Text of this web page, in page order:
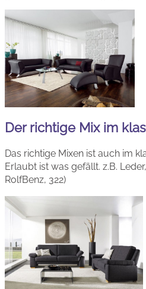
Der richtige Mix im
Das richtige Mixen ist auch im
Erlaubt ist was gefällt. z.B.
RolfBenz, 322)